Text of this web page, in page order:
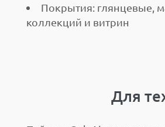
Покрытия: глянцевые,
коллекций и витрин
Для